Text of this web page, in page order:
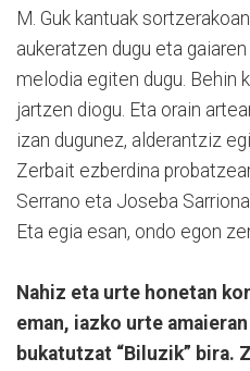
M. Guk kantuak
aukeratzen dugu eta
melodia egiten dugu. Behin
jartzen diogu. Eta orain
izan dugunez, alderantziz
Zerbait ezberdina
Serrano eta Joseba
Eta egia esan, ondo egon
Nahiz eta urte honetan
eman, iazko urte
bukatutzat “Biluzik” bira.